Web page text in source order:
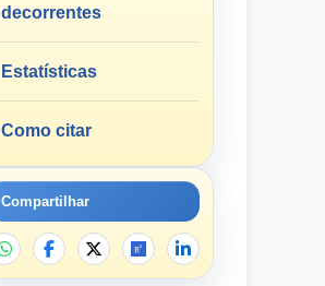
decorrentes
Estatísticas
Como citar
Compartilhar